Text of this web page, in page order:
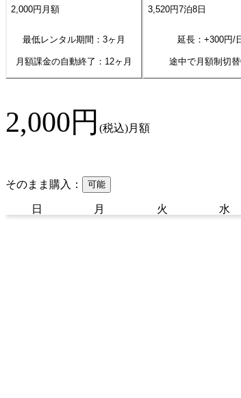
2,000円 月額
最低レンタル期間：3ヶ月
月額課金の自動終了： 12ヶ月
3,520円7泊8日
延長：+300円/
途中で月額制切
2,000円 (税込)月額
そのまま購入： 可能
日 月 火 水